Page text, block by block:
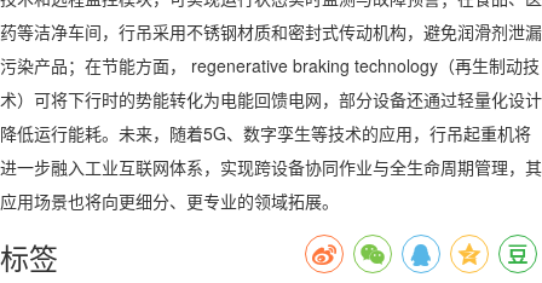
药等洁净车间，行吊采用不锈钢材质和密封式传动机构，避免润滑剂泄漏
污染产品；在节能方面， regenerative braking technology（再生制动技
术）可将下行时的势能转化为电能回馈电网，部分设备还通过轻量化设计
降低运行能耗。未来，随着5G、数字孪生等技术的应用，行吊起重机将
进一步融入工业互联网体系，实现跨设备协同作业与全生命周期管理，其
应用场景也将向更细分、更专业的领域拓展。
标签